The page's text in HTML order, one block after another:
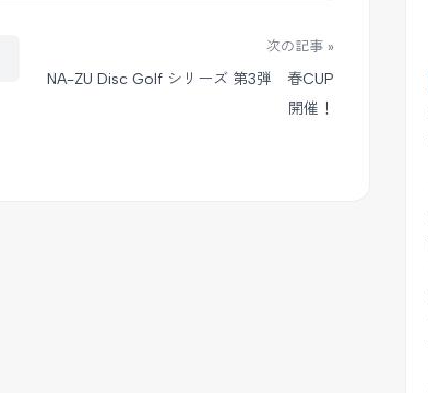
次の記事 »
NA-ZU Disc Golf シリーズ 第3弾 春CUP
開催！